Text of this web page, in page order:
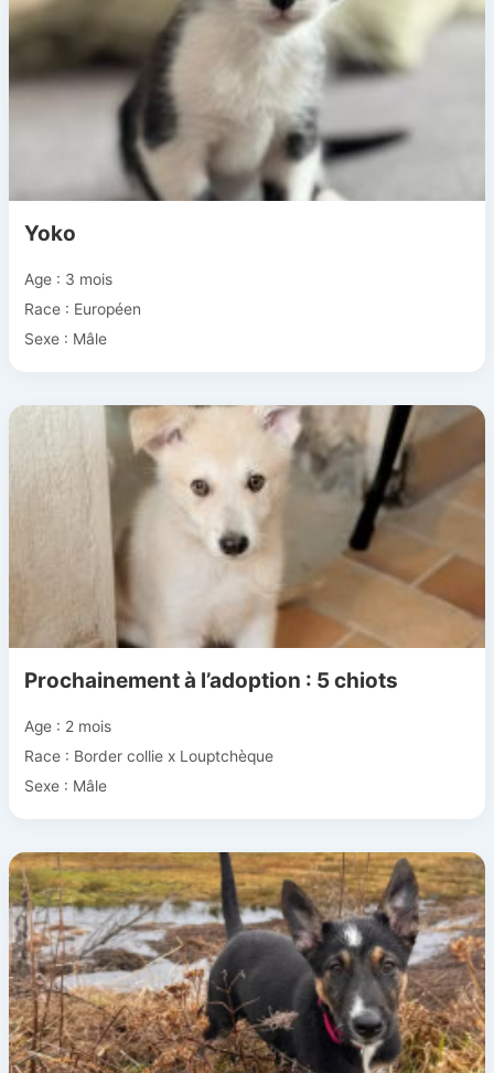
Yoko
Age : 3 mois
Race : Européen
Sexe : Mâle
Prochainement à l’adoption : 5 chiots
Age : 2 mois
Race : Border collie x Louptchèque
Sexe : Mâle